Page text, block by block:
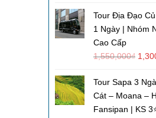
Tour Địa Đạo
1 Ngày | Nhóm
Cao Cấp
1,550,000₫
Tour Sapa 3
Cát – Moana –
Fansipan | KS